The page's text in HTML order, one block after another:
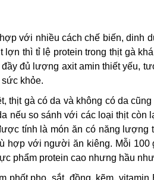
với nhiều cách chế biến, dinh
thì tỉ lệ protein trong thịt gà
đủ lượng axit amin thiết yếu,
khỏe.
thịt gà có da và không có da
nếu so sánh với các loại thịt còn
tính là món ăn có năng lượng
hợp với người ăn kiêng. Mỗi 100
phẩm protein cao nhưng hầu
pho, sắt, đồng, kẽm, vitamin